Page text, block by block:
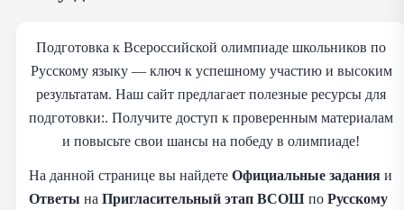
Подготовка к Всероссийской олимпиаде школьников по
Русскому языку — ключ к успешному участию и высоким
результатам. Наш сайт предлагает полезные ресурсы для
подготовки:. Получите доступ к проверенным материалам
и повысьте свои шансы на победу в олимпиаде!
На данной странице вы найдете Официальные задания и
Ответы на Пригласительный этап ВСОШ по Русскому